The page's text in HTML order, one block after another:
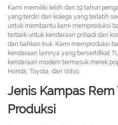
Kami memiliki lebih dari 19 tahun
yang terdiri dari kolega yang terlatih
untuk membantu kami memproduksi
terbaik untuk kendaraan pribadi dan
dan bahkan truk. Kami memproduksi
kendaraan lainnya yang bersertifikat
kendaraan modern termasuk merek
Honda, Toyota, dan Volvo.
Jenis Kampas Rem
Produksi